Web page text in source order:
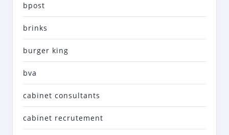
bpost
brinks
burger king
bva
cabinet consultants
cabinet recrutement